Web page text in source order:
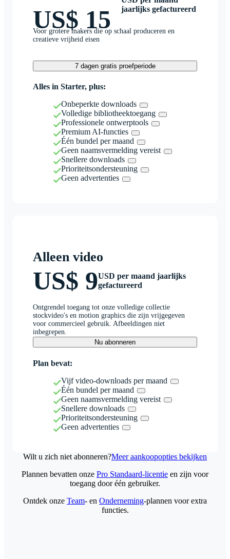
US$ 15
jaarlijks gefactureerd
Voor grotere makers die op schaal produceren en
creatieve vrijheid eisen
7 dagen gratis proefperiode
Alles in Starter, plus:
Onbeperkte downloads
Volledige bibliotheektoegang
Professionele ontwerptools
Premium AI-functies
Één bundel per maand
Geen naamsvermelding vereist
Snellere downloads
Prioriteitsondersteuning
Geen advertenties
Alleen video
US$ 9USD per maand jaarlijks
gefactureerd
Ontgrendel toegang tot onze volledige collectie
stockvideo's en motion graphics die zijn vrijgegeven
voor commercieel gebruik. Afbeeldingen niet
inbegrepen.
Nu abonneren
Plan bevat:
Vijf video-downloads per maand
Één bundel per maand
Geen naamsvermelding vereist
Snellere downloads
Prioriteitsondersteuning
Geen advertenties
Wilt u zich niet abonneren?Meer aankoopopties bekijken
Plannen bevatten onze Pro Standaard-licentie en zijn voor
toegang door één gebruiker.
Ontdek onze Team- en Onderneming-plannen voor extra
functies.